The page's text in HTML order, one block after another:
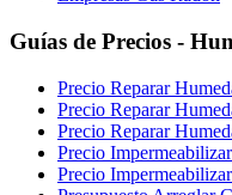
Guías de Precios -
Precio Reparar
Precio Reparar
Precio Reparar
Precio
Precio